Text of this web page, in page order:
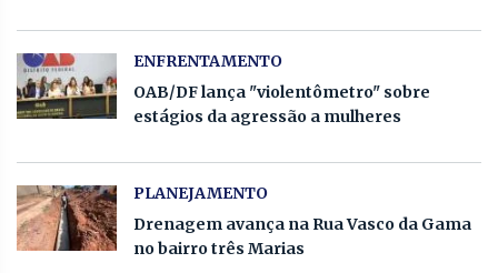
ENFRENTAMENTO
OAB/DF lança "violentômetro" sobre
estágios da agressão a mulheres
PLANEJAMENTO
Drenagem avança na Rua Vasco da Gama
no bairro três Marias